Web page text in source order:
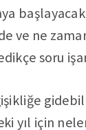
ve ne
soru
yıl için